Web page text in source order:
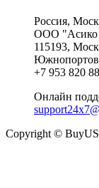
Россия,
ООО "Асико
115193,
+7 953 820
Онлайн
Copyright ©